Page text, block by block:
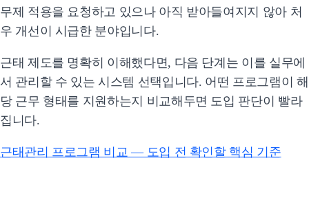
무제 적용을 요청하고 있으나 아직 받아들여지지 않아 처
우 개선이 시급한 분야입니다.
근태 제도를 명확히 이해했다면, 다음 단계는 이를 실무에
서 관리할 수 있는 시스템 선택입니다. 어떤 프로그램이 해
당 근무 형태를 지원하는지 비교해두면 도입 판단이 빨라
집니다.
근태관리 프로그램 비교 — 도입 전 확인할 핵심 기준